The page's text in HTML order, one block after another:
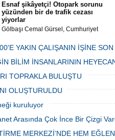
Esnaf şikâyetçi! Otopark sorunu
yüzünden bir de trafik cezası
yiyorlar
Gölbaşı Cemal Gürsel, Cumhuriyet
bulunan esnaf ve alışverişe gelen
vatandaşlar park cezaları yüzünden
canından bezdi.
YAKIN ÇALIŞANIN İŞİNE
BİLİM İNSANLARININ
TOPRAKLA BULUŞTU
OLUŞTURULDU
kuruluyor
Arasında Çok İnce Bir Çizgi
MERKEZİ’NDE HEM